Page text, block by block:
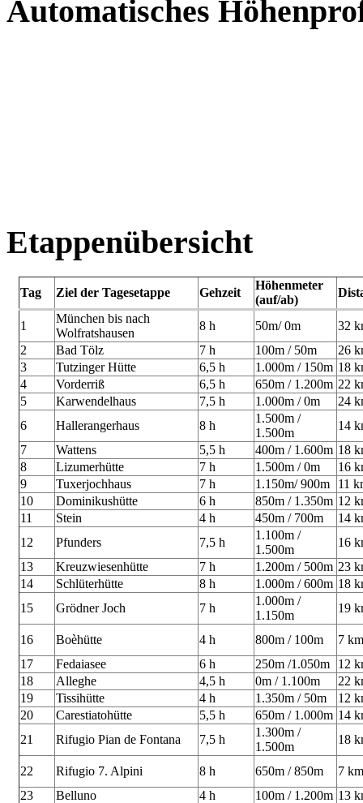
Automatisches
Etappenübersicht
Tag Ziel der Tagesetappe Gehzeit
Höhenmeter
(auf/ab)
1
München bis nach
Wolfratshausen
8 h 50m/ 0m
32
2
Bad Tölz 7 h 100m / 50m
26
3
Tutzinger Hütte 6,5 h 1.000m / 150m 18
4
Vorderriß 6,5 h 650m / 1.200m 22
5
Karwendelhaus 7,5 h 1.000m / 0m
24
6
Hallerangerhaus 8 h
1.500m /
1.500m
14
7
Wattens 5,5 h 400m / 1.600m 18
8
Lizumerhütte 7 h 1.500m / 0m
16
9
Tuxerjochhaus 7 h 1.150m/ 900m
11
10
Dominikushütte 6 h 850m / 1.350m 12
11
Stein 4 h 450m / 700m
14
12
Pfunders 7,5 h
1.100m /
1.500m
16
13
Kreuzwiesenhütte 7 h 1.200m / 500m 23
14
Schlüterhütte 8 h 1.000m / 600m 18
15
Grödner Joch 7 h
1.000m /
1.150m
19
16 Boèhütte 4 h 800m / 100m
7 km
17
Fedaiasee 6 h 250m /1.050m
12
18
Alleghe 4,5 h 0m / 1.100m
22
19
Tissihütte 4 h 1.350m / 50m
12
20
Carestiatohütte 5,5 h 650m / 1.000m 14
21
Rifugio Pian de Fontana 7,5 h
1.300m /
1.500m
18
22 Rifugio 7. Alpini 8 h 650m / 850m
7 km
23
Belluno 4 h 100m / 1.200m 13